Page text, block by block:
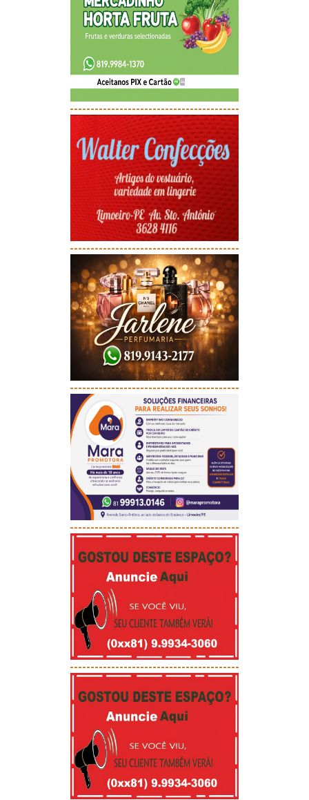
-----------------------------------------
-----------------------------------------
-----------------------------------------
-----------------------------------------
-----------------------------------------